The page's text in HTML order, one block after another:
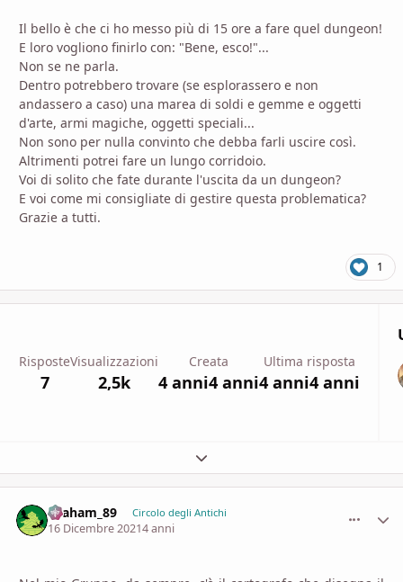
Il bello è che ci ho messo più di 15 ore a fare quel dungeon!
E loro vogliono finirlo con: "Bene, esco!"...
Non se ne parla.
Dentro potrebbero trovare (se esplorassero e non
andassero a caso) una marea di soldi e gemme e oggetti
d'arte, armi magiche, oggetti speciali...
Non sono per nulla convinto che debba farli uscire così.
Altrimenti potrei fare un lungo corridoio.
Voi di solito che fate durante l'uscita da un dungeon?
E voi come mi consigliate di gestire questa problematica?
Grazie a tutti.
1
Risposte
7
Visualizzazioni
2,5k
Creata
4 anni4 anni
Ultima risposta
4 anni4 anni
Espandi panoramica del topic
Graham_89 Circolo degli Antichi
16 Dicembre 20214 anni